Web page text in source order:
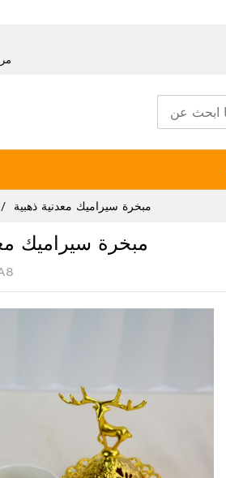
تسوق حسب الفئات
مبخرة سيراميك معدنية ذهبية
مبخرة سيراميك